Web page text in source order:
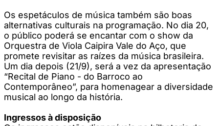
Os espetáculos de música também são boas
alternativas culturais na programação. No dia 20,
o público poderá se encantar com o show da
Orquestra de Viola Caipira Vale do Aço, que
promete revisitar as raízes da música brasileira.
Um dia depois (21/9), será a vez da apresentação
“Recital de Piano - do Barroco ao
Contemporâneo”, para homenagear a diversidade
musical ao longo da história.
Ingressos à disposição